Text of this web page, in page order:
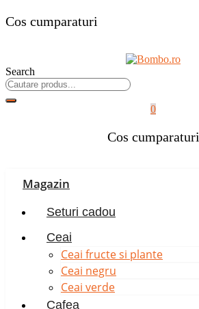
Cos cumparaturi
Search
0
Cos cumparaturi
Magazin
Seturi cadou
Ceai
Ceai fructe si plante
Ceai negru
Ceai verde
Cafea